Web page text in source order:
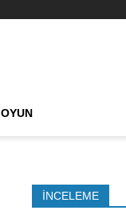
OYUN
İNCELEME